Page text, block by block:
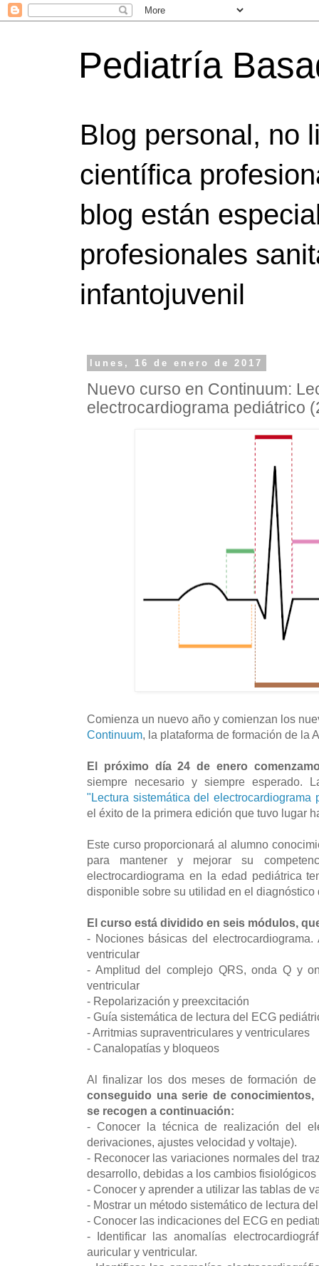
Pediatría
Blog personal, no
científica
blog están
profesionales
infantojuvenil
lunes, 16 de enero de 2017
Nuevo curso en Continuum:
electrocardiograma pediátrico
Comienza un nuevo año y comienzan los
Continuum, la plataforma de formación de la
El próximo día 24 de enero
siempre necesario y siempre esperado.
"Lectura sistemática del electrocardiograma
el éxito de la primera edición que tuvo lugar
Este curso proporcionará al alumno
para mantener y mejorar su
electrocardiograma en la edad pediátrica
disponible sobre su utilidad en el
El curso está dividido en seis módulos,
- Nociones básicas del
ventricular
- Amplitud del complejo QRS, onda Q y
ventricular
- Repolarización y preexcitación
- Guía sistemática de lectura del ECG
- Arritmias supraventriculares y ventriculares
- Canalopatías y bloqueos
Al finalizar los dos meses de formación
conseguido una serie de
se recogen a continuación:
- Conocer la técnica de realización del
derivaciones, ajustes velocidad y voltaje).
- Reconocer las variaciones normales del
desarrollo, debidas a los cambios
- Conocer y aprender a utilizar las tablas de
- Mostrar un método sistemático de lectura
- Conocer las indicaciones del ECG en
- Identificar las anomalías
auricular y ventricular.